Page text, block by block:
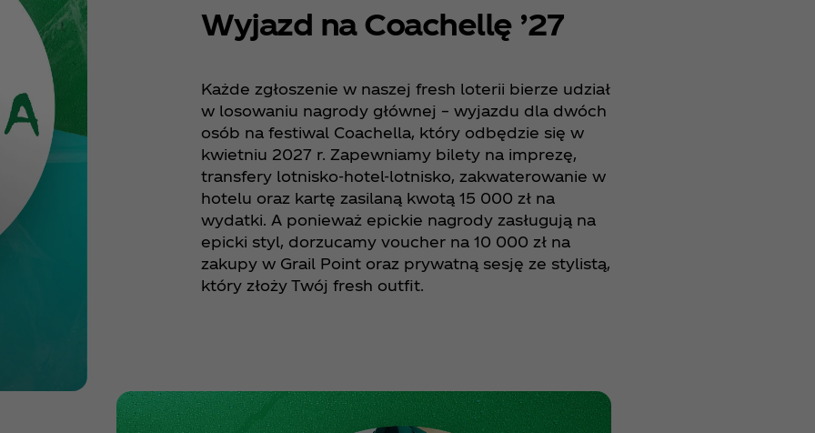
Wyjazd na Coachellę ’27
Każde zgłoszenie w naszej fresh loterii bierze udział
w losowaniu nagrody głównej – wyjazdu dla dwóch
osób na festiwal Coachella, który odbędzie się w
kwietniu 2027 r. Zapewniamy bilety na imprezę,
transfery lotnisko-hotel-lotnisko, zakwaterowanie w
hotelu oraz kartę zasilaną kwotą 15 000 zł na
wydatki. A ponieważ epickie nagrody zasługują na
epicki styl, dorzucamy voucher na 10 000 zł na
zakupy w Grail Point oraz prywatną sesję ze stylistą,
który złoży Twój fresh outfit.